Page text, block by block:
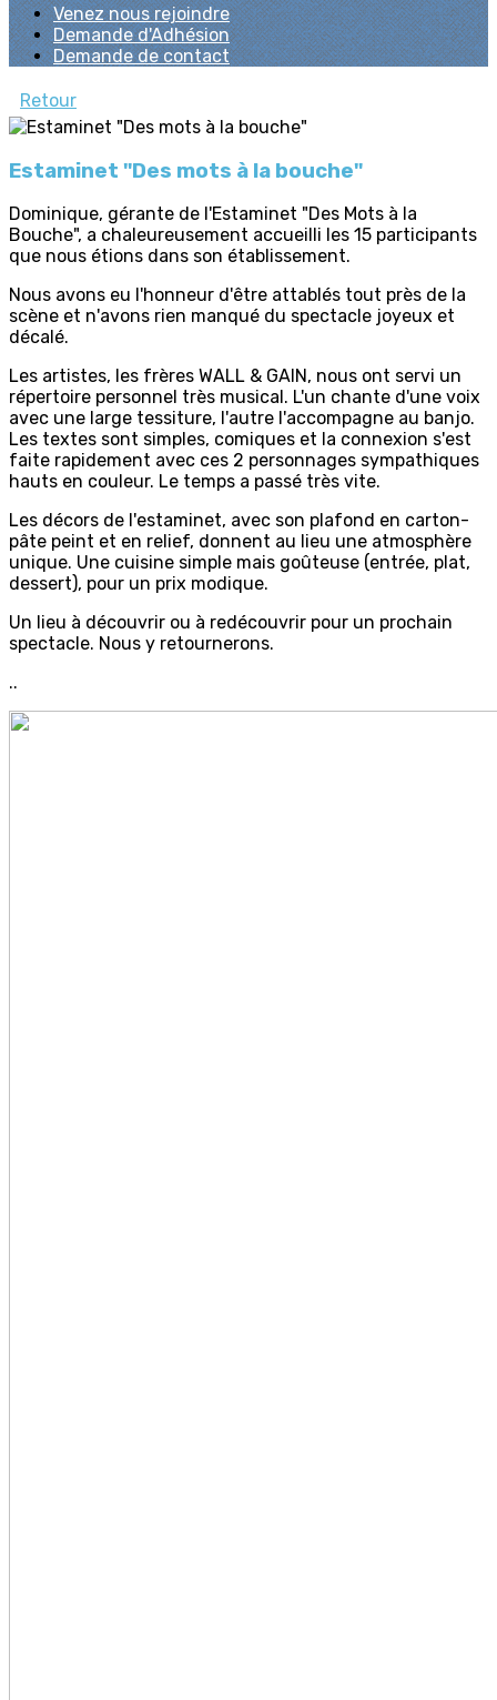
Venez nous rejoindre
Demande d'Adhésion
Demande de contact
Retour
Estaminet "Des mots à la bouche"
Dominique, gérante de l'Estaminet "Des Mots à la
Bouche", a chaleureusement accueilli les 15 participants
que nous étions dans son établissement.
Nous avons eu l'honneur d'être attablés tout près de la
scène et n'avons rien manqué du spectacle joyeux et
décalé.
Les artistes, les frères WALL & GAIN, nous ont servi un
répertoire personnel très musical. L'un chante d'une voix
avec une large tessiture, l'autre l'accompagne au banjo.
Les textes sont simples, comiques et la connexion s'est
faite rapidement avec ces 2 personnages sympathiques
hauts en couleur. Le temps a passé très vite.
Les décors de l'estaminet, avec son plafond en carton-
pâte peint et en relief, donnent au lieu une atmosphère
unique. Une cuisine simple mais goûteuse (entrée, plat,
dessert), pour un prix modique.
Un lieu à découvrir ou à redécouvrir pour un prochain
spectacle. Nous y retournerons.
..